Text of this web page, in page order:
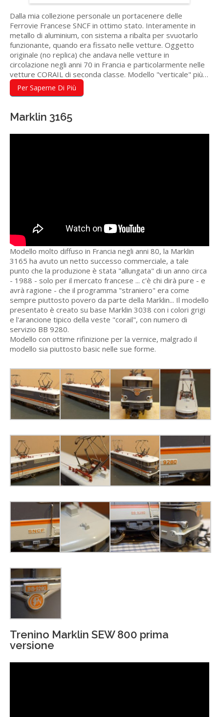
Dalla mia collezione personale un portacenere delle
Ferrovie Francese SNCF in ottimo stato. Interamente in
metallo di aluminium, con sistema a ribalta per svuotarlo
funzionante, quando era fissato nelle vetture. Oggetto
originale (no replica) che andava nelle vetture in
circolazione negli anni 70 in Francia e particolarmente nelle
vetture CORAIL di seconda classe. Modello "verticale" più…
Per Saperne Di Più
Marklin 3165
Modello molto diffuso in Francia negli anni 80, la Marklin
3165 ha avuto un netto successo commerciale, a tale
punto che la produzione è stata "allungata" di un anno circa
- 1988 - solo per il mercato francese ... c'è chi dirà pure - e
avrà ragione - che il programma "straniero" era come
sempre piuttosto povero da parte della Marklin... Il modello
presentato è creato su base Marklin 3038 con i colori grigi
e l'arancione tipico della veste "corail", con numero di
servizio BB 9280.
Modello con ottime rifinizione per la vernice, malgrado il
modello sia piuttosto basic nelle sue forme.
Trenino Marklin SEW 800 prima
versione